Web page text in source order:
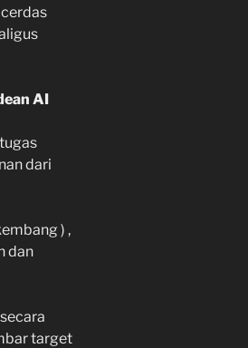
AI
dari
) ,
dan
target